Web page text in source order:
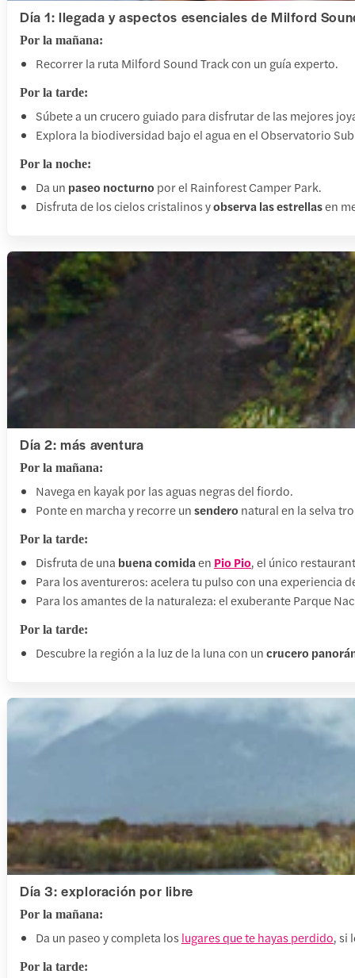
Día 1: llegada y aspectos esenciales de Milford
Por la mañana:
Recorrer la ruta Milford Sound Track con un guía experto.
Por la tarde:
Súbete a un crucero guiado para disfrutar de las mejores
Explora la biodiversidad bajo el agua en el Observatorio
Por la noche:
Da un paseo nocturno por el Rainforest Camper Park.
Disfruta de los cielos cristalinos yobserva las estrellasen
Día 2: más aventura
Por la mañana:
Navega en kayak por las aguas negras del fiordo.
Ponte en marcha y recorre unsendero natural en la selva
Por la tarde:
Disfruta de una buena comidaen Pio Pio, el único
Para los aventureros: acelera tu pulso con una experiencia
Para los amantes de la naturaleza: el exuberante Parque
Por la tarde:
Descubre la región a la luz de la luna con uncrucero
Día 3: exploración por libre
Por la mañana:
Da un paseo y completa los lugares que te hayas perdido, si
Por la tarde: